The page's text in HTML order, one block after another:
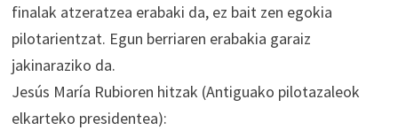
finalak atzeratzea erabaki da, ez bait zen egokia
pilotarientzat. Egun berriaren erabakia garaiz
jakinaraziko da.
Jesús María Rubioren hitzak (Antiguako pilotazaleok
elkarteko presidentea):